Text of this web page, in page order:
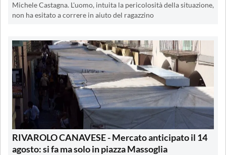
Michele Castagna. L'uomo, intuita la pericolosità della situazione,
non ha esitato a correre in aiuto del ragazzino
RIVAROLO CANAVESE - Mercato anticipato il 14
agosto: si fa ma solo in piazza Massoglia